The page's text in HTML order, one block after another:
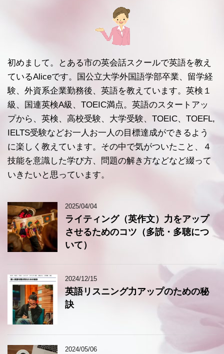
初めまして。とある市の英会話スクールで英語を教え
ているAliceです。国公立大学外国語学部卒業、留学経
験、外資系企業勤務後、英語を教えています。英検１
級、国連英検A級、TOEIC満点。英語のスタートアッ
プから、英検、高校受験、大学受験、TOEIC、TOEFL,
IELTS受験などお一人お一人の目標達成ができるよう
に楽しく教えています。その中で気がついたこと、４
技能を意識した学び方、問題の解き方などなど綴って
いきたいと思っています。
2025/04/04
ライティング（英作文）力をアップ
させるためのコツ（多読・多聴につ
いて）
2024/12/15
英語リスニング力アップのための秘
訣
2024/05/06